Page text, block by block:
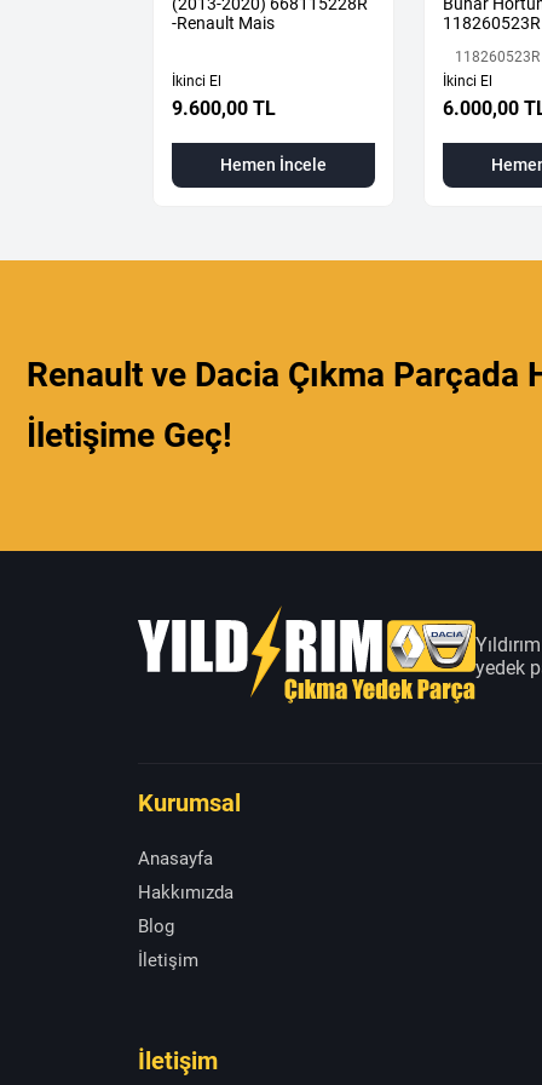
-Renault Mais
İkinci El
9.600,00 TL
Hemen İncele
118260523R
118260523R
İkinci El
6.000,00
Renault ve Dacia Çıkma Parçada
İletişime Geç!
yedek
Kurumsal
Anasayfa
Hakkımızda
Blog
İletişim
İletişim